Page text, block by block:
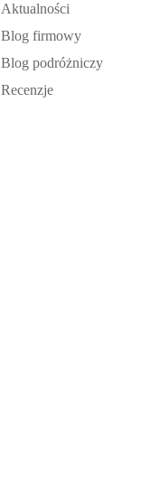
Aktualności
Blog firmowy
Blog podróżniczy
Recenzje